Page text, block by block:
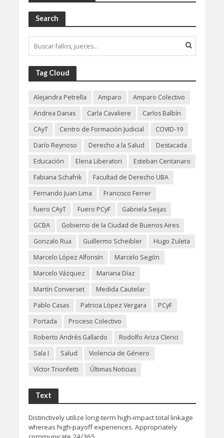
Search
Tag Cloud
Alejandra Petrella Amparo
Amparo Colectivo
Andrea Danas
Carla Cavaliere
Carlos Balbín
CAyT
Centro de Formación Judicial
COVID-19
Darío Reynoso
Derecho a la Salud
Destacada
Educación
Elena Liberatori
Esteban Centanaro
Fabiana Schafrik
Facultad de Derecho UBA
Fernando Juan Lima
Francisco Ferrer
fuero CAyT
Fuero PCyF
Gabriela Seijas
GCBA
Gobierno de la Ciudad de Buenos Aires
Gonzalo Rua
Guillermo Scheibler
Hugo Zuleta
Marcelo López Alfonsín
Marcelo Segón
Marcelo Vázquez
Mariana Díaz
Martín Converset
Medida Cautelar
Pablo Casas
Patricia López Vergara
PCyF
Portada
Proceso Colectivo
Roberto Andrés Gallardo
Rodolfo Ariza Clerici
Sala I
Salud
Violencia de Género
Víctor Trionfetti
Últimas Noticias
Text
Distinctively utilize long-term high-impact total linkage
whereas high-payoff experiences. Appropriately